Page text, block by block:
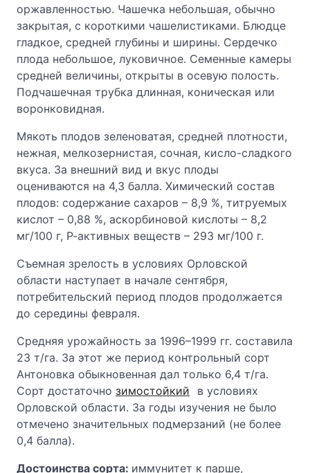
оржавленностью. Чашечка небольшая, обычно
закрытая, с короткими чашелистиками. Блюдце
гладкое, средней глубины и ширины. Сердечко
плода небольшое, луковичное. Семенные камеры
средней величины, открыты в осевую полость.
Подчашечная трубка длинная, коническая или
воронковидная.
Мякоть плодов зеленоватая, средней плотности,
нежная, мелкозернистая, сочная, кисло-сладкого
вкуса. За внешний вид и вкус плоды
оцениваются на 4,3 балла. Химический состав
плодов: содержание сахаров – 8,9 %, титруемых
кислот – 0,88 %, аскорбиновой кислоты – 8,2
мг/100 г, Р-активных веществ – 293 мг/100 г.
Съемная зрелость в условиях Орловской
области наступает в начале сентября,
потребительский период плодов продолжается
до середины февраля.
Средняя урожайность за 1996–1999 гг. составила
23 т/га. За этот же период контрольный сорт
Антоновка обыкновенная дал только 6,4 т/га.
Сорт достаточно зимостойкий
в условиях
Орловской области. За годы изучения не было
отмечено значительных подмерзаний (не более
0,4 балла).
Достоинства сорта: иммунитет к парше,